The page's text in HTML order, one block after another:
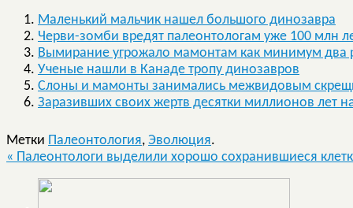
Маленький мальчик нашел большого динозавра
Черви-зомби вредят палеонтологам уже 100 млн
Вымирание угрожало мамонтам как минимум два
Ученые нашли в Канаде тропу динозавров
Слоны и мамонты занимались межвидовым
Заразивших своих жертв десятки миллионов лет
Метки Палеонтология, Эволюция.
« Палеонтологи выделили хорошо сохранившиеся